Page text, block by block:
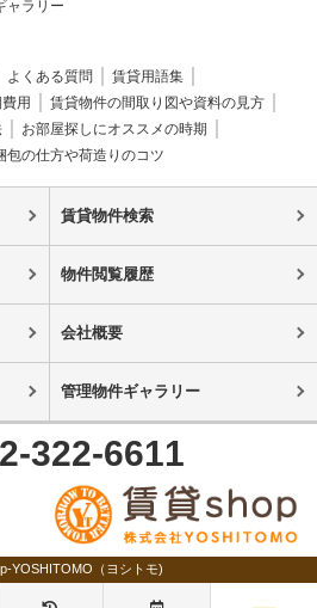
ャラリー
よくある質問
賃貸用語集
用
賃貸物件の間取り図や資料の見方
お部屋探しにオススメの時期
包の仕方や荷造りのコツ
賃貸物件検索
物件閲覧履歴
会社概要
管理物件ギャラリー
322-6611
YOSHITOMO（ヨシトモ)